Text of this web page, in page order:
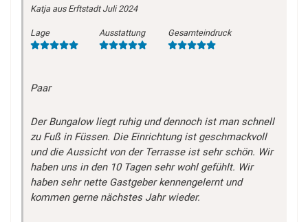
Katja aus Erftstadt Juli 2024
Lage Ausstattung Gesamteindruck
Paar
Der Bungalow liegt ruhig und dennoch ist man schnell
zu Fuß in Füssen. Die Einrichtung ist geschmackvoll
und die Aussicht von der Terrasse ist sehr schön. Wir
haben uns in den 10 Tagen sehr wohl gefühlt. Wir
haben sehr nette Gastgeber kennengelernt und
kommen gerne nächstes Jahr wieder.